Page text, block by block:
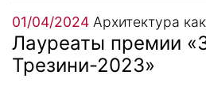
01/04/2024 Архитектура
Лауреаты премии
Трезини-2023»